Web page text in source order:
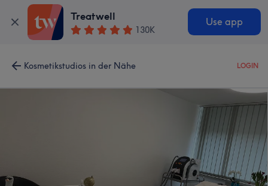
Treatwell
130K
Use app
Kosmetikstudios in der Nähe LOGIN